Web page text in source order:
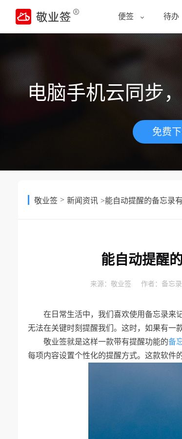
便签 待办
电脑手机云同步
免费
敬业签 > 新闻资讯 >能自动提醒的备忘录
能自动提醒
来源： 敬业签 作者： 备忘录
在日常生活中，我们喜欢使用备忘录来
无法在关键时刻提醒我们。这时，如果有一
敬业签就是这样一款带有提醒功能的备
每项内容设置个性化的提醒方式。这款软件